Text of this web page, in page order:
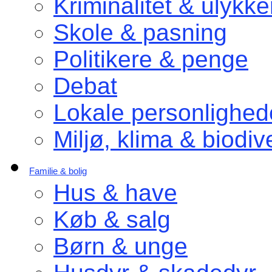
Kriminalitet &
Skole & pasning
Politikere & penge
Debat
Lokale
Miljø, klima &
Familie & bolig
Hus & have
Køb & salg
Børn & unge